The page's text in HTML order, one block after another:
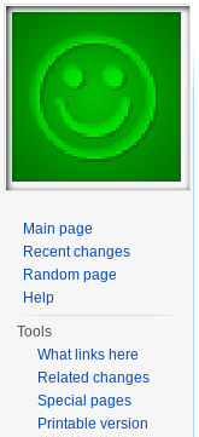
Main page
Recent changes
Random page
Help
Tools
What links here
Related changes
Special pages
Printable version